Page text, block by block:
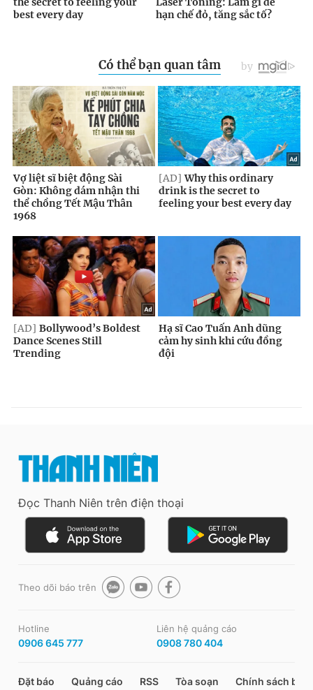
Đọc Thanh Niên trên điện thoại
Theo dõi báo trên
Hotline
0906 645 777
Liên hệ quảng cáo
0908 780 404
Đặt báo Quảng cáo RSS Tòa soạn Chính sách bảo